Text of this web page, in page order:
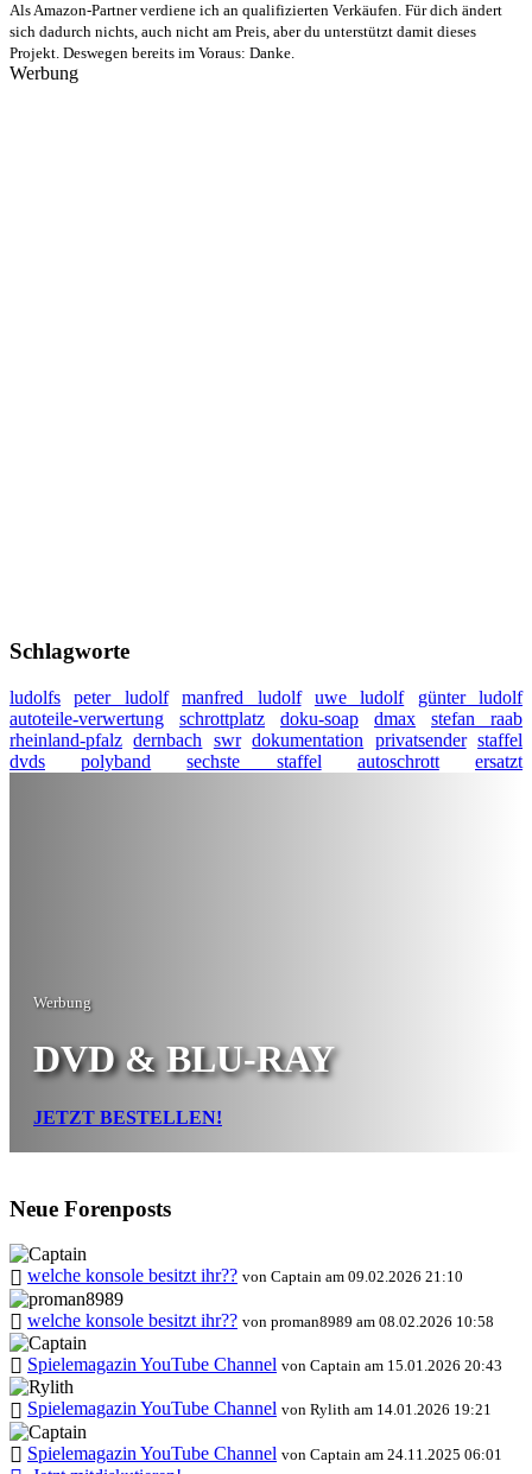
Als Amazon-Partner verdiene ich an qualifizierten Verkäufen. Für dich ändert
sich dadurch nichts, auch nicht am Preis, aber du unterstützt damit dieses
Projekt. Deswegen bereits im Voraus: Danke.
Werbung
Schlagworte
ludolfs peter ludolf manfred ludolf uwe ludolf
günter ludolf
autoteile-verwertung
schrottplatz doku-soap dmax
stefan raab
rheinland-pfalz dernbach swr dokumentation privatsender staffel
dvds
polyband sechste staffel autoschrott ersatzt
Werbung
DVD & BLU-RAY
JETZT BESTELLEN!
Neue Forenposts
welche konsole besitzt ihr?? von Captain am 09.02.2026 21:10
welche konsole besitzt ihr?? von proman8989 am 08.02.2026 10:58
Spielemagazin YouTube Channel von Captain am 15.01.2026 20:43
Spielemagazin YouTube Channel von Rylith am 14.01.2026 19:21
Spielemagazin YouTube Channel von Captain am 24.11.2025 06:01